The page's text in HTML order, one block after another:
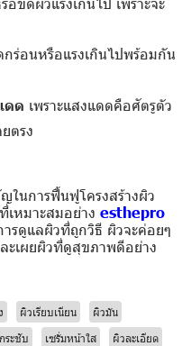
ร่อนหรือแรงเกินไปพร้อมกัน
ดด เพราะแสงแดดคือศัตรูตัว
ตรง
ในการฟื้นฟูโครงสร้างผิว
หมาะสมอย่าง esthepro
รดูแลผิวที่ถูกวิธี ผิวจะค่อยๆ
ะเผยผิวที่ดูสุขภาพดีอย่าง
ผิวเรียบเนียน
ผิวมัน
ระชับ เซรั่มหน้าใส
ผิวละเอียด